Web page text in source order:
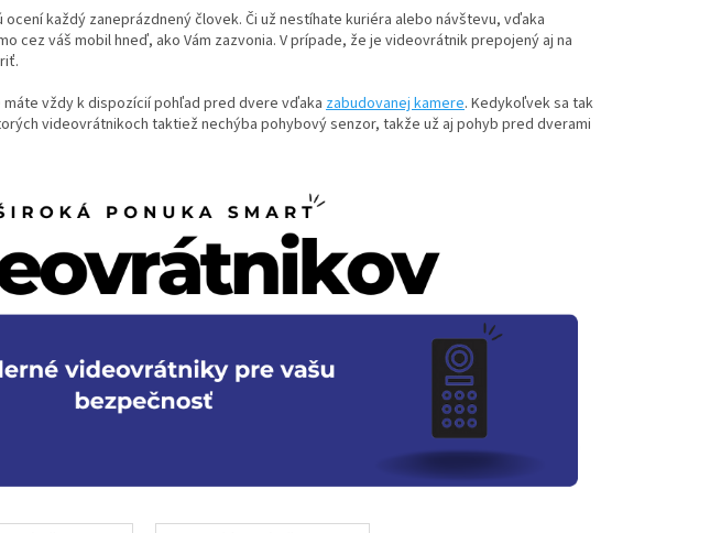
každý zaneprázdnený človek. Či už nestíhate kuriéra alebo návštevu, vďaka
cez váš mobil hneď, ako Vám zazvonia. V prípade, že je videovrátnik prepojený aj na
vždy k dispozícií pohľad pred dvere vďaka zabudovanej kamere. Kedykoľvek sa tak
videovrátnikoch taktiež nechýba pohybový senzor, takže už aj pohyb pred dverami